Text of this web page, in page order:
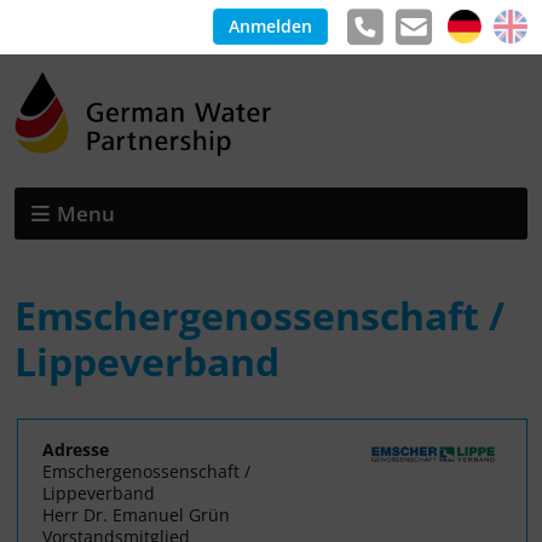
Anmelden
Menu
Emschergenossenschaft /
Lippeverband
Adresse
Emschergenossenschaft /
Lippeverband
Herr Dr. Emanuel Grün
Vorstandsmitglied